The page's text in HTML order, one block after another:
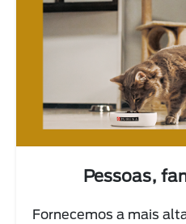
Pessoas,
Fornecemos a mais